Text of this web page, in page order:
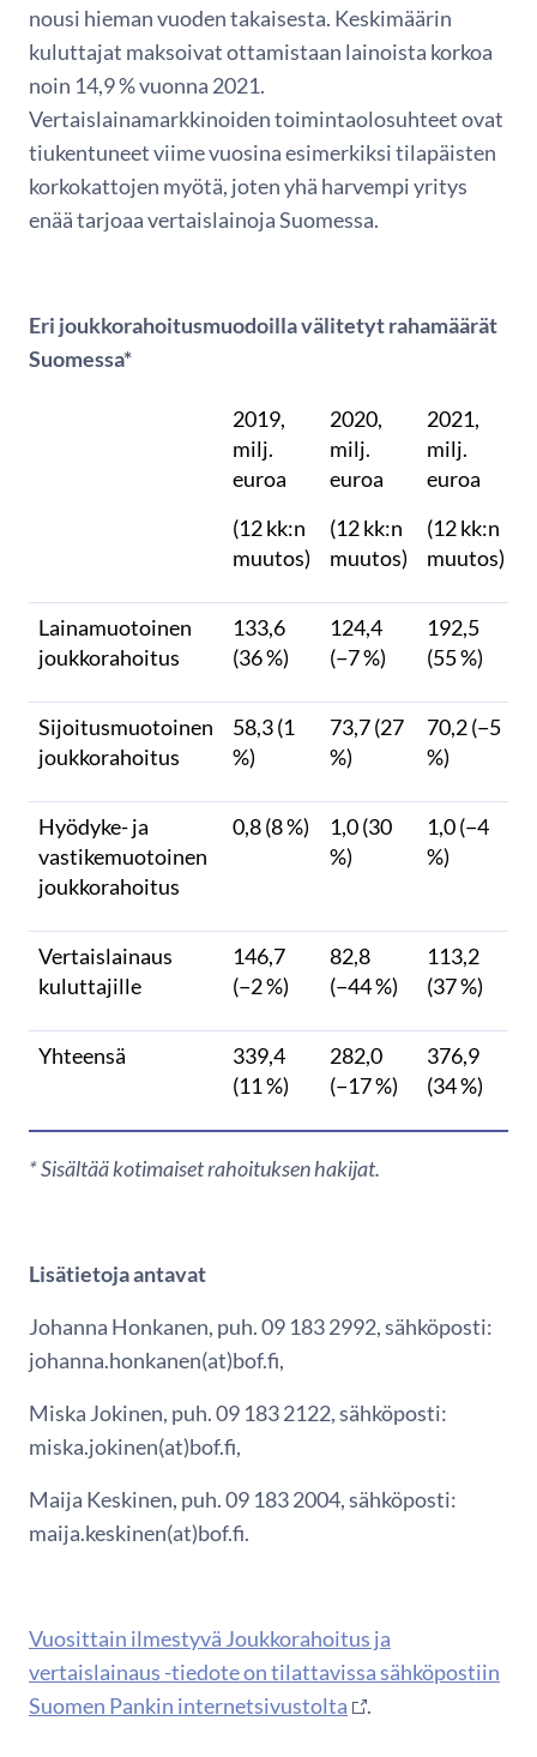
nousi hieman vuoden takaisesta. Keskimäärin
kuluttajat maksoivat ottamistaan lainoista korkoa
noin 14,9 % vuonna 2021.
Vertaislainamarkkinoiden toimintaolosuhteet ovat
tiukentuneet viime vuosina esimerkiksi tilapäisten
korkokattojen myötä, joten yhä harvempi yritys
enää tarjoaa vertaislainoja Suomessa.
Eri joukkorahoitusmuodoilla välitetyt rahamäärät
Suomessa*
2019,
milj.
euroa
(12 kk:n
muutos)
2020,
milj.
euroa
(12 kk:n
muutos)
2021,
milj.
euroa
(12 kk:n
muutos)
Lainamuotoinen
joukkorahoitus
133,6
(36 %)
124,4
(−7 %)
192,5
(55 %)
Sijoitusmuotoinen
joukkorahoitus
58,3 (1
%)
73,7 (27
%)
70,2 (−5
%)
Hyödyke- ja
vastikemuotoinen
joukkorahoitus
0,8 (8 %)
1,0 (30
%)
1,0 (−4
%)
Vertaislainaus
kuluttajille
146,7
(−2 %)
82,8
(−44 %)
113,2
(37 %)
Yhteensä
339,4
(11 %)
282,0
(−17 %)
376,9
(34 %)
* Sisältää kotimaiset rahoituksen hakijat.
Lisätietoja antavat
Johanna Honkanen, puh. 09 183 2992, sähköposti:
johanna.honkanen(at)bof.fi,
Miska Jokinen, puh. 09 183 2122, sähköposti:
miska.jokinen(at)bof.fi,
Maija Keskinen, puh. 09 183 2004, sähköposti:
maija.keskinen(at)bof.fi.
Vuosittain ilmestyvä Joukkorahoitus ja
vertaislainaus -tiedote on tilattavissa sähköpostiin
Suomen Pankin internetsivustolta
.